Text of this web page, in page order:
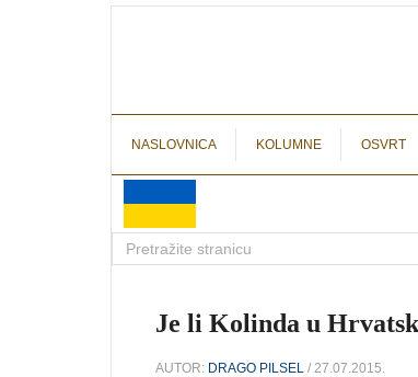
NASLOVNICA KOLUMNE OSVRT
Je li Kolinda u
AUTOR: DRAGO PILSEL / 27.07.2015.